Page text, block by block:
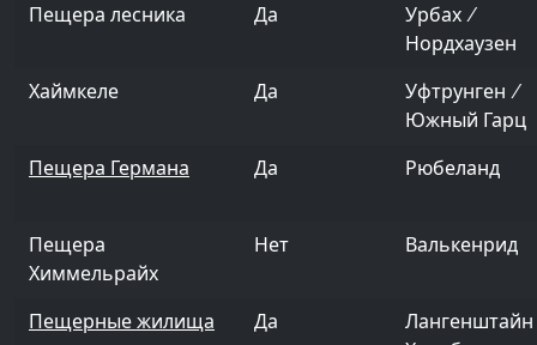
Пещера лесника Да
Урбах /
Нордхаузен
Хаймкеле Да
Уфтрунген /
Южный Гарц
Пещера Германа Да Рюбеланд
Пещера
Химмельрайх
Нет Валькенрид
Пещерные жилища Да